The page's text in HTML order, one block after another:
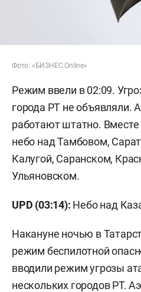
Фото: «БИЗНЕС Online»
Режим ввели в 02:09.
города РТ не объявляли.
работают штатно.
небо над Тамбовом,
Калугой, Саранском,
Ульяновском.
UPD (03:14): Небо над
Накануне ночью в
режим беспилотной
вводили режим угрозы
нескольких городов РТ.